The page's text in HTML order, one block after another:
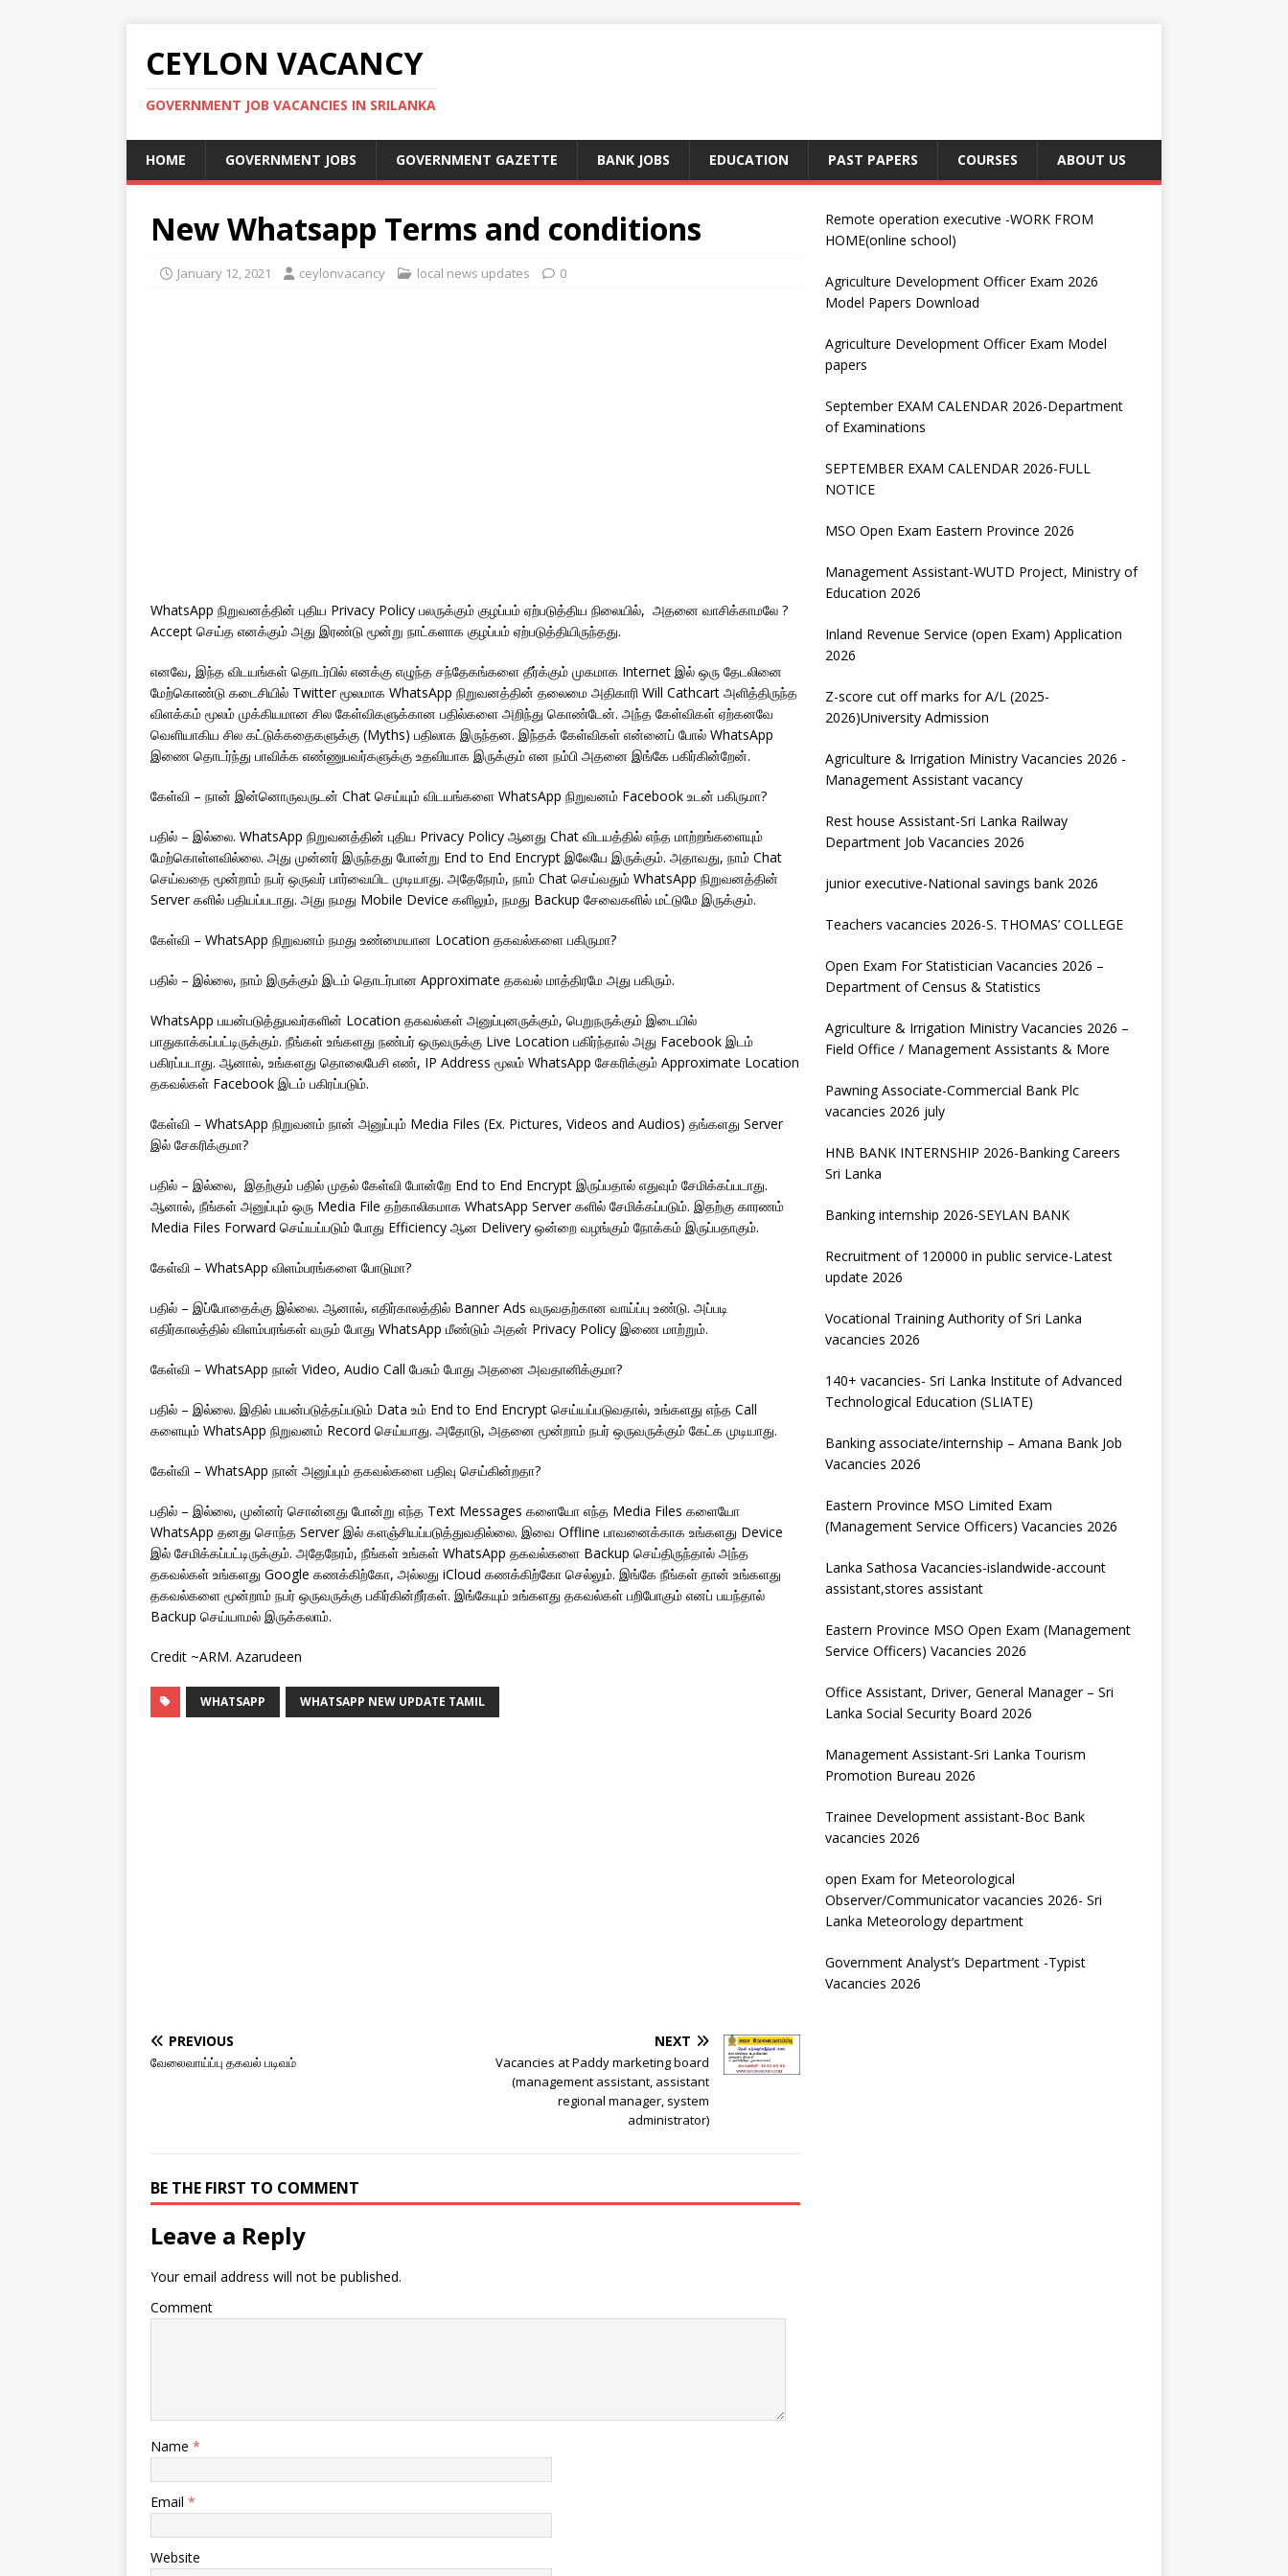
CEYLON VACANCY
GOVERNMENT JOB VACANCIES IN SRILANKA
HOME GOVERNMENT JOBS GOVERNMENT GAZETTE BANK JOBS EDUCATION PAST PAPERS COURSES ABOUT US
New Whatsapp Terms and conditions
January 12, 2021 ceylonvacancy local news updates 0
WhatsApp நிறுவனத்தின் புதிய Privacy Policy பலருக்கும் குழப்பம் ஏற்படுத்திய நிலையில், அதனை வாசிக்காமலே ?
Accept செய்த எனக்கும் அது இரண்டு மூன்று நாட்களாக குழப்பம் ஏற்படுத்தியிருந்தது.
எனவே, இந்த விடயங்கள் தொடர்பில் எனக்கு எழுந்த சந்தேகங்களை தீர்க்கும் முகமாக Internet இல் ஒரு தேடலினை
மேற்கொண்டு கடைசியில் Twitter மூலமாக WhatsApp நிறுவனத்தின் தலைமை அதிகாரி Will Cathcart அளித்திருந்த
விளக்கம் மூலம் முக்கியமான சில கேள்விகளுக்கான பதில்களை அறிந்து கொண்டேன். அந்த கேள்விகள் ஏற்கனவே
வெளியாகிய சில கட்டுக்கதைகளுக்கு (Myths) பதிலாக இருந்தன. இந்தக் கேள்விகள் என்னைப் போல் WhatsApp
இணை தொடர்ந்து பாவிக்க எண்ணுபவர்களுக்கு உதவியாக இருக்கும் என நம்பி அதனை இங்கே பகிர்கின்றேன்.
கேள்வி – நான் இன்னொருவருடன் Chat செய்யும் விடயங்களை WhatsApp நிறுவனம் Facebook உடன் பகிருமா?
பதில் – இல்லை. WhatsApp நிறுவனத்தின் புதிய Privacy Policy ஆனது Chat விடயத்தில் எந்த மாற்றங்களையும்
மேற்கொள்ளவில்லை. அது முன்னர் இருந்தது போன்று End to End Encrypt இலேயே இருக்கும். அதாவது, நாம் Chat
செய்வதை மூன்றாம் நபர் ஒருவர் பார்வையிட முடியாது. அதேநேரம், நாம் Chat செய்வதும் WhatsApp நிறுவனத்தின்
Server களில் பதியப்படாது. அது நமது Mobile Device களிலும், நமது Backup சேவைகளில் மட்டுமே இருக்கும்.
கேள்வி – WhatsApp நிறுவனம் நமது உண்மையான Location தகவல்களை பகிருமா?
பதில் – இல்லை, நாம் இருக்கும் இடம் தொடர்பான Approximate தகவல் மாத்திரமே அது பகிரும்.
WhatsApp பயன்படுத்துபவர்களின் Location தகவல்கள் அனுப்புனருக்கும், பெறுநருக்கும் இடையில்
பாதுகாக்கப்பட்டிருக்கும். நீங்கள் உங்களது நண்பர் ஒருவருக்கு Live Location பகிர்ந்தால் அது Facebook இடம்
பகிரப்படாது. ஆனால், உங்களது தொலைபேசி எண், IP Address மூலம் WhatsApp சேகரிக்கும் Approximate Location
தகவல்கள் Facebook இடம் பகிரப்படும்.
கேள்வி – WhatsApp நிறுவனம் நான் அனுப்பும் Media Files (Ex. Pictures, Videos and Audios) தங்களது Server
இல் சேகரிக்குமா?
பதில் – இல்லை, இதற்கும் பதில் முதல் கேள்வி போன்றே End to End Encrypt இருப்பதால் எதுவும் சேமிக்கப்படாது.
ஆனால், நீங்கள் அனுப்பும் ஒரு Media File தற்காலிகமாக WhatsApp Server களில் சேமிக்கப்படும். இதற்கு காரணம்
Media Files Forward செய்யப்படும் போது Efficiency ஆன Delivery ஒன்றை வழங்கும் நோக்கம் இருப்பதாகும்.
கேள்வி – WhatsApp விளம்பரங்களை போடுமா?
பதில் – இப்போதைக்கு இல்லை. ஆனால், எதிர்காலத்தில் Banner Ads வருவதற்கான வாய்ப்பு உண்டு. அப்படி
எதிர்காலத்தில் விளம்பரங்கள் வரும் போது WhatsApp மீண்டும் அதன் Privacy Policy இணை மாற்றும்.
கேள்வி – WhatsApp நான் Video, Audio Call பேசும் போது அதனை அவதானிக்குமா?
பதில் – இல்லை. இதில் பயன்படுத்தப்படும் Data உம் End to End Encrypt செய்யப்படுவதால், உங்களது எந்த Call
களையும் WhatsApp நிறுவனம் Record செய்யாது. அதோடு, அதனை மூன்றாம் நபர் ஒருவருக்கும் கேட்க முடியாது.
கேள்வி – WhatsApp நான் அனுப்பும் தகவல்களை பதிவு செய்கின்றதா?
பதில் – இல்லை, முன்னர் சொன்னது போன்று எந்த Text Messages களையோ எந்த Media Files களையோ
WhatsApp தனது சொந்த Server இல் களஞ்சியப்படுத்துவதில்லை. இவை Offline பாவனைக்காக உங்களது Device
இல் சேமிக்கப்பட்டிருக்கும். அதேநேரம், நீங்கள் உங்கள் WhatsApp தகவல்களை Backup செய்திருந்தால் அந்த
தகவல்கள் உங்களது Google கணக்கிற்கோ, அல்லது iCloud கணக்கிற்கோ செல்லும். இங்கே நீங்கள் தான் உங்களது
தகவல்களை மூன்றாம் நபர் ஒருவருக்கு பகிர்கின்றீர்கள். இங்கேயும் உங்களது தகவல்கள் பறிபோகும் எனப் பயந்தால்
Backup செய்யாமல் இருக்கலாம்.
Credit ~ARM. Azarudeen
WHATSAPP WHATSAPP NEW UPDATE TAMIL
PREVIOUS
வேலைவாய்ப்பு தகவல் படிவம்
NEXT
Vacancies at Paddy marketing board
(management assistant, assistant
regional manager, system
administrator)
BE THE FIRST TO COMMENT
Leave a Reply
Your email address will not be published.
Comment
Name *
Email *
Website
Remote operation executive -WORK FROM
HOME(online school)
Agriculture Development Officer Exam 2026
Model Papers Download
Agriculture Development Officer Exam Model
papers
September EXAM CALENDAR 2026-Department
of Examinations
SEPTEMBER EXAM CALENDAR 2026-FULL
NOTICE
MSO Open Exam Eastern Province 2026
Management Assistant-WUTD Project, Ministry of
Education 2026
Inland Revenue Service (open Exam) Application
2026
Z-score cut off marks for A/L (2025-
2026)University Admission
Agriculture & Irrigation Ministry Vacancies 2026 -
Management Assistant vacancy
Rest house Assistant-Sri Lanka Railway
Department Job Vacancies 2026
junior executive-National savings bank 2026
Teachers vacancies 2026-S. THOMAS’ COLLEGE
Open Exam For Statistician Vacancies 2026 –
Department of Census & Statistics
Agriculture & Irrigation Ministry Vacancies 2026 –
Field Office / Management Assistants & More
Pawning Associate-Commercial Bank Plc
vacancies 2026 july
HNB BANK INTERNSHIP 2026-Banking Careers
Sri Lanka
Banking internship 2026-SEYLAN BANK
Recruitment of 120000 in public service-Latest
update 2026
Vocational Training Authority of Sri Lanka
vacancies 2026
140+ vacancies- Sri Lanka Institute of Advanced
Technological Education (SLIATE)
Banking associate/internship – Amana Bank Job
Vacancies 2026
Eastern Province MSO Limited Exam
(Management Service Officers) Vacancies 2026
Lanka Sathosa Vacancies-islandwide-account
assistant,stores assistant
Eastern Province MSO Open Exam (Management
Service Officers) Vacancies 2026
Office Assistant, Driver, General Manager – Sri
Lanka Social Security Board 2026
Management Assistant-Sri Lanka Tourism
Promotion Bureau 2026
Trainee Development assistant-Boc Bank
vacancies 2026
open Exam for Meteorological
Observer/Communicator vacancies 2026- Sri
Lanka Meteorology department
Government Analyst’s Department -Typist
Vacancies 2026